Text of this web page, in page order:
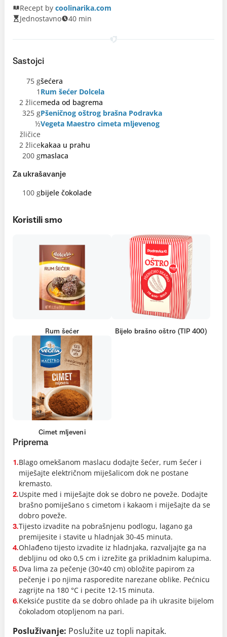
Recept by coolinarika.com
Jednostavno
40 min
Sastojci
75 gšećera
1 Rum šećer Dolcela
2 žlicemeda od bagrema
325 gPšeničnog oštrog brašna Podravka
½
žličice
Vegeta Maestro cimeta mljevenog
2 žlicekakaa u prahu
200 gmaslaca
Za ukrašavanje
100 gbijele čokolade
Koristili smo
Rum šećer Bijelo brašno oštro (TIP 400)
Cimet mljeveni
Priprema
1.Blago omekšanom maslacu dodajte šećer, rum šećer i
miješajte električnom miješalicom dok ne postane
kremasto.
2.Uspite med i miješajte dok se dobro ne poveže. Dodajte
brašno pomiješano s cimetom i kakaom i miješajte da se
dobro poveže.
3.Tijesto izvadite na pobrašnjenu podlogu, lagano ga
premijesite i stavite u hladnjak 30-45 minuta.
4.Ohlađeno tijesto izvadite iz hladnjaka, razvaljajte ga na
debljinu od oko 0,5 cm i izrežite ga prikladnim kalupima.
5.Dva lima za pečenje (30×40 cm) obložite papirom za
pečenje i po njima rasporedite narezane oblike. Pećnicu
zagrijte na 180 °C i pecite 12-15 minuta.
6.Keksiće pustite da se dobro ohlade pa ih ukrasite bijelom
čokoladom otopljenom na pari.
Posluživanje: Poslužite uz topli napitak.